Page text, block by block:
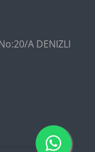
A DENIZLI